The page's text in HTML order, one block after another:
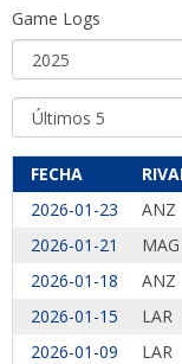
Game Logs
FECHA
2026-01-23
ANZ
2026-01-21
MAG
2026-01-18
ANZ
2026-01-15
LAR
2026-01-09
LAR